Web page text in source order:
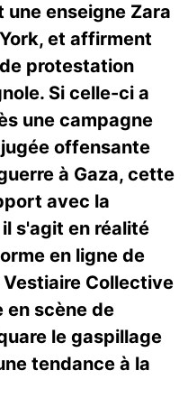
enseigne Zara
et affirment
protestation
Si celle-ci a
une campagne
offensante
à Gaza, cette
avec la
s'agit en réalité
en ligne de
Collective
en scène de
le gaspillage
tendance à la